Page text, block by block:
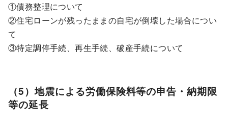
①債務整理について
②住宅ローンが残ったままの自宅が倒壊した場合につい
て
③特定調停手続、再生手続、破産手続について
（5）地震による労働保険料等の申告・納期限
等の延長